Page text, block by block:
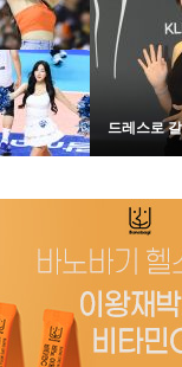
스포츠